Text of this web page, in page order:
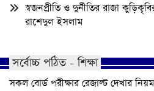
স্বজনপ্রীতি ও দুর্নীতির রাজা
রাশেদুল ইসলাম
সর্বোচ্চ পঠিত - শিক্ষা
সকল বোর্ড পরীক্ষার রেজাল্ট দেখার নিয়ম